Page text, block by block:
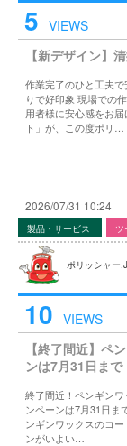
5 VIEWS
【新デザイン】
作業完了のひと工夫
りで好印象 現場での
用者様に安心感をお
ト」が、この度ポリ…
2026/07/31 10:24
製品・サービス ツ
ポリッシャー
10 VIEWS
【終了間近】ペ
ンは7月31日まで
終了間近！ペンギン
ンペーンは7月31日ま
ンギンワックスのコ
ンがいよい…